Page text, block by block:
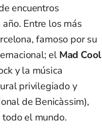
encuentros
Entre los más
famoso por su
el Mad Cool
y la música
privilegiado y
de Benicàssim),
el mundo.